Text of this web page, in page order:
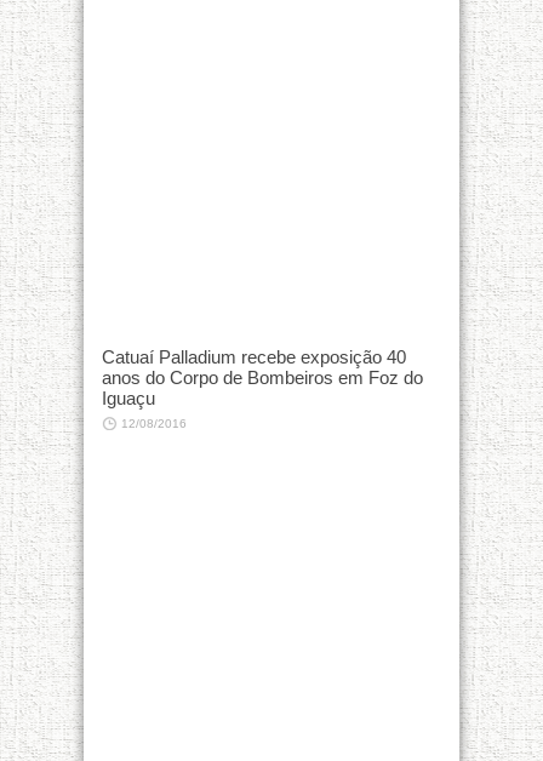
Catuaí Palladium recebe exposição 40
anos do Corpo de Bombeiros em Foz do
Iguaçu
12/08/2016